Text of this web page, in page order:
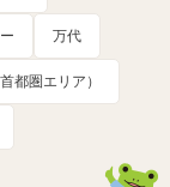
万代
都圏エリア）